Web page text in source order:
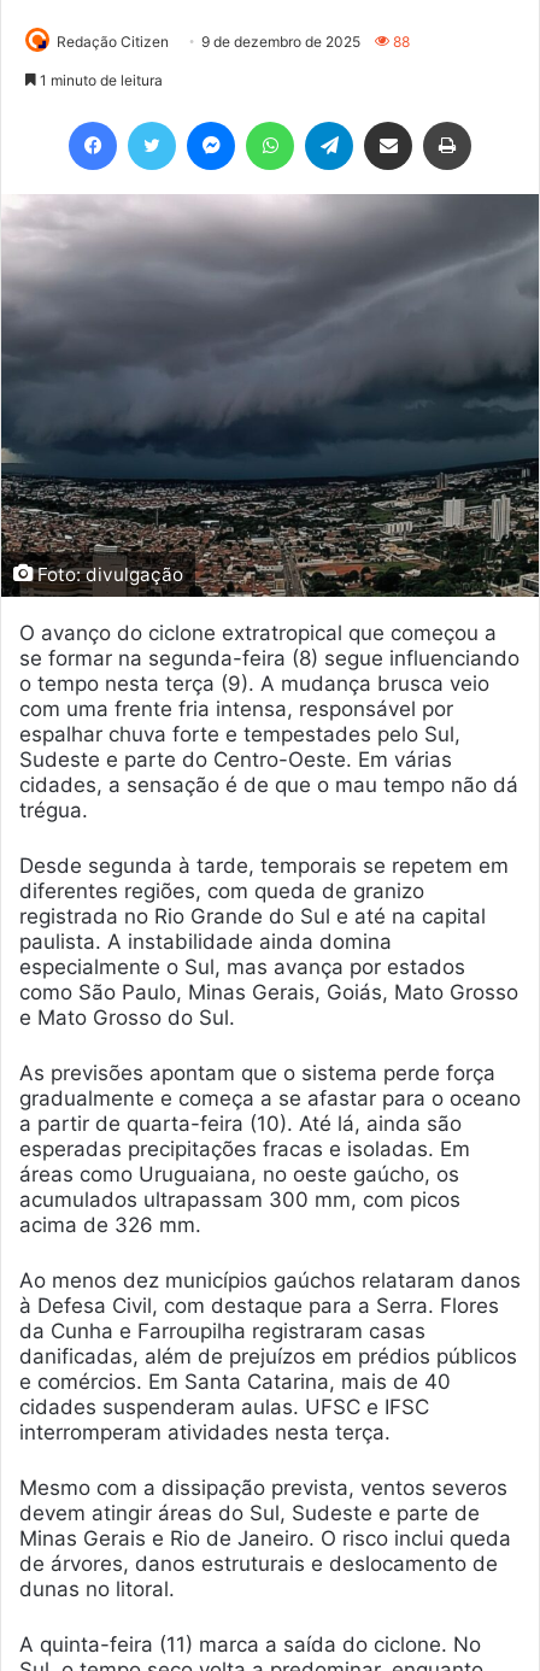
Redação Citizen 9 de dezembro de 2025 88
1 minuto de leitura
Foto: divulgação
O avanço do ciclone extratropical que começou a
se formar na segunda-feira (8) segue influenciando
o tempo nesta terça (9). A mudança brusca veio
com uma frente fria intensa, responsável por
espalhar chuva forte e tempestades pelo Sul,
Sudeste e parte do Centro-Oeste. Em várias
cidades, a sensação é de que o mau tempo não dá
trégua.
Desde segunda à tarde, temporais se repetem em
diferentes regiões, com queda de granizo
registrada no Rio Grande do Sul e até na capital
paulista. A instabilidade ainda domina
especialmente o Sul, mas avança por estados
como São Paulo, Minas Gerais, Goiás, Mato Grosso
e Mato Grosso do Sul.
As previsões apontam que o sistema perde força
gradualmente e começa a se afastar para o oceano
a partir de quarta-feira (10). Até lá, ainda são
esperadas precipitações fracas e isoladas. Em
áreas como Uruguaiana, no oeste gaúcho, os
acumulados ultrapassam 300 mm, com picos
acima de 326 mm.
Ao menos dez municípios gaúchos relataram danos
à Defesa Civil, com destaque para a Serra. Flores
da Cunha e Farroupilha registraram casas
danificadas, além de prejuízos em prédios públicos
e comércios. Em Santa Catarina, mais de 40
cidades suspenderam aulas. UFSC e IFSC
interromperam atividades nesta terça.
Mesmo com a dissipação prevista, ventos severos
devem atingir áreas do Sul, Sudeste e parte de
Minas Gerais e Rio de Janeiro. O risco inclui queda
de árvores, danos estruturais e deslocamento de
dunas no litoral.
A quinta-feira (11) marca a saída do ciclone. No